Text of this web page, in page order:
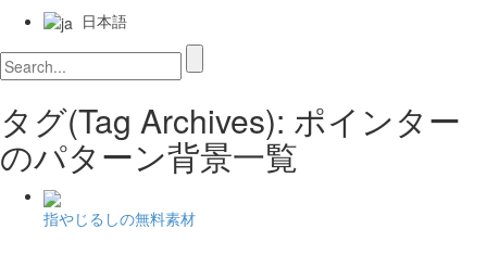
日本語
タグ(Tag Archives): ポインター
のパターン背景一覧
指やじるしの無料素材